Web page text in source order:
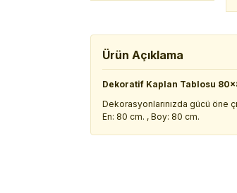
Ürün Açıklama
Dekoratif Kaplan Tablosu
Dekorasyonlarınızda gücü öne
En: 80 cm. , Boy: 80 cm.